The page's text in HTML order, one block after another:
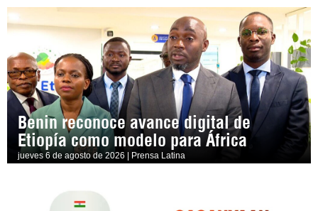
Benin reconoce avance digital de
Etiopía como modelo para África
jueves 6 de agosto de 2026 | Prensa Latina